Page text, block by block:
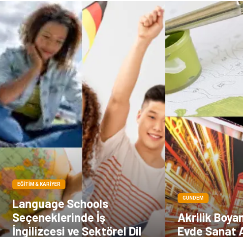
EĞITIM & KARIYER
Language Schools
Seçeneklerinde İş
İngilizcesi ve Sektörel Dil
GÜNDEM
Akrilik
Evde Sanat